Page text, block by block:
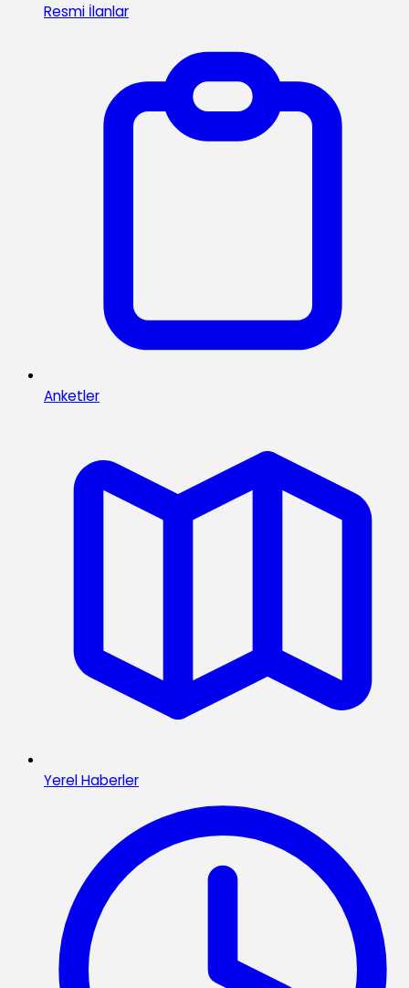
Resmi İlanlar
Anketler
Yerel Haberler